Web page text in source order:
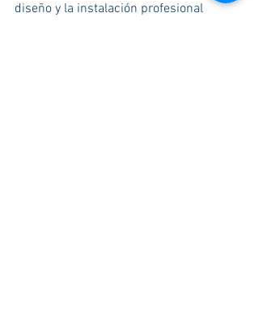
diseño y la instalación profesional